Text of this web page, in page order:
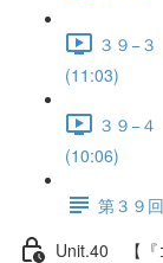
３９−
(11:03)
３９−
(10:06)
第３９
Unit.40 【『